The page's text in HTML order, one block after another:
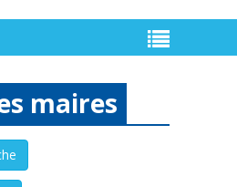
maires